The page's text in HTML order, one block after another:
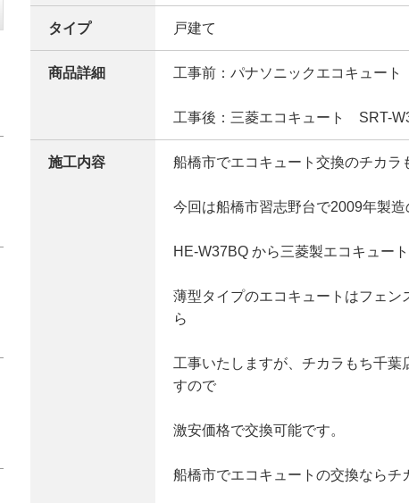
タイプ 戸建て
商品詳細 工事前：パナソニックエコキュー
工事後：三菱エコキュート SRT-
施工内容 船橋市でエコキュート交換のチカラ
今回は船橋市習志野台で2009年製
HE-W37BQ から三菱製エコキュー
薄型タイプのエコキュートはフェ
ら
工事いたしますが、チカラもち千
すので
激安価格で交換可能です。
船橋市でエコキュートの交換ならチ